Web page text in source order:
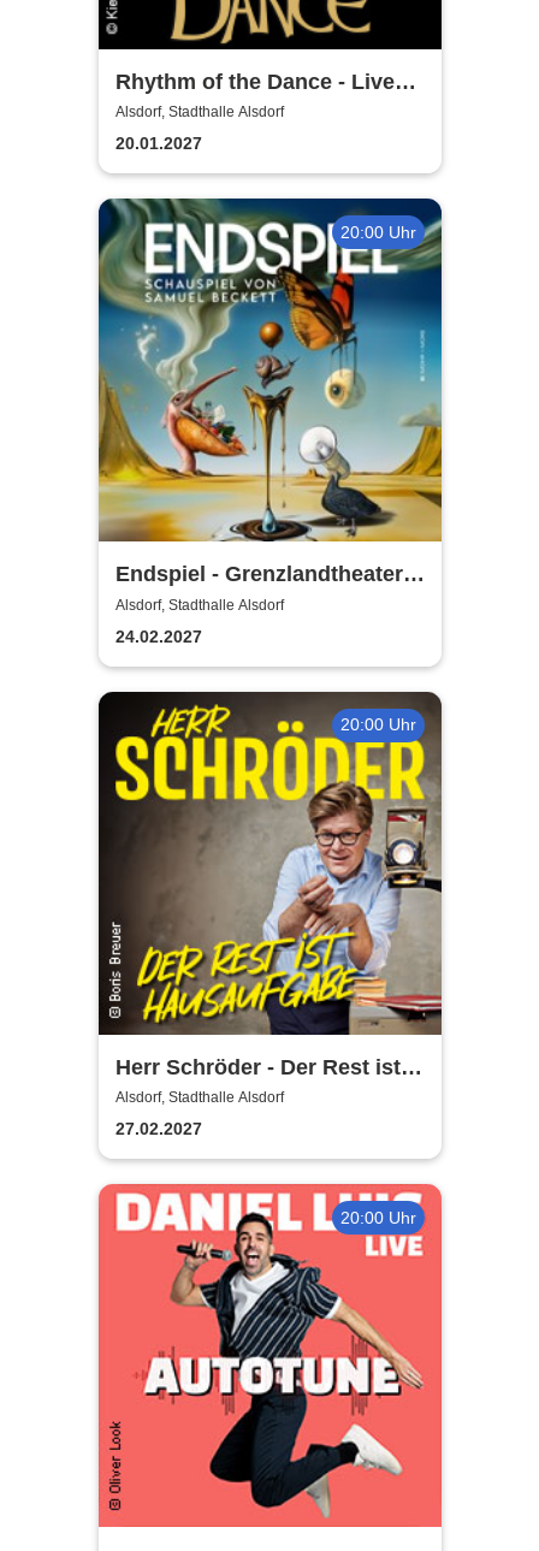
Rhythm of the Dance - Live
2027
Alsdorf, Stadthalle Alsdorf
20.01.2027
20:00 Uhr
Endspiel - Grenzlandtheater
Aachen
Alsdorf, Stadthalle Alsdorf
24.02.2027
20:00 Uhr
Herr Schröder - Der Rest ist
Hausaufgabe
Alsdorf, Stadthalle Alsdorf
27.02.2027
20:00 Uhr